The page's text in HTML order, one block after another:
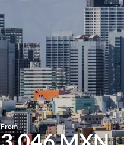
From